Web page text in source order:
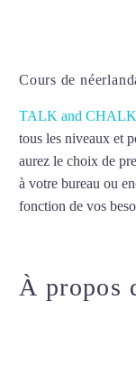
Cours de
TALK and CHALK
tous les niveaux et
aurez le choix de
à votre bureau ou
fonction de vos
À propos